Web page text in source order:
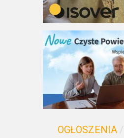
OGŁOSZENIA /